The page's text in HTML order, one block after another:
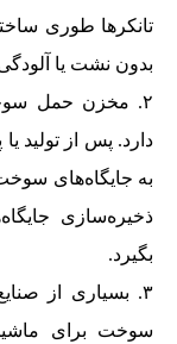
تانکرها طوری
بدون نشت یا
مخزن حمل
دارد. پس از تولید
به جایگاه‌های
ذخیره‌سازی
بگیرد.
بسیاری از
سوخت برای